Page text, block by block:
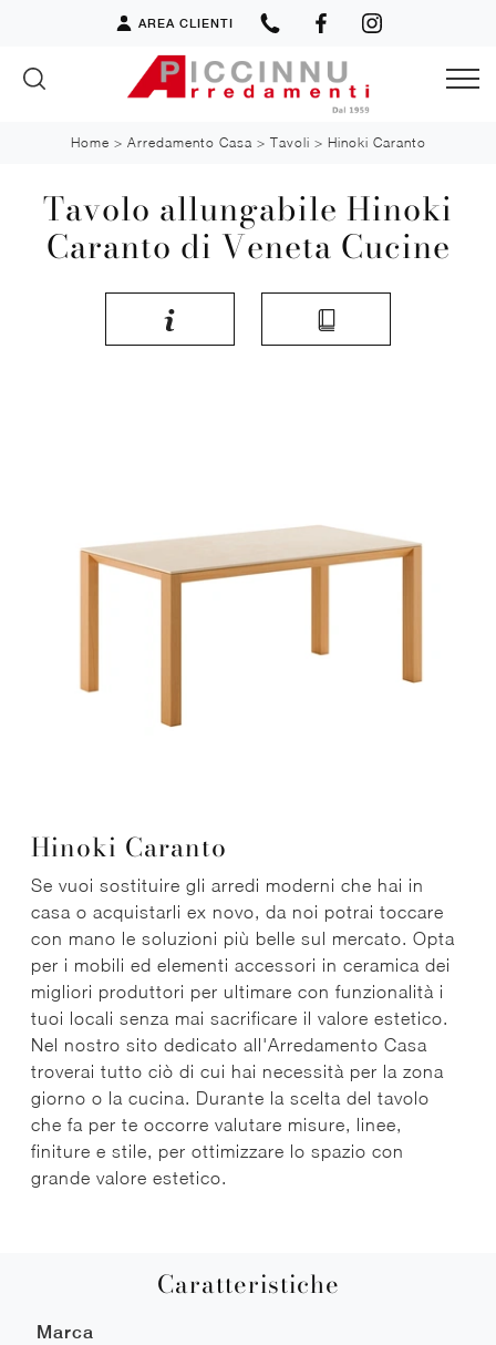
AREA CLIENTI
Home > Arredamento Casa > Tavoli > Hinoki Caranto
Tavolo allungabile Hinoki
Caranto di Veneta Cucine
Hinoki Caranto
Se vuoi sostituire gli arredi moderni che hai in
casa o acquistarli ex novo, da noi potrai toccare
con mano le soluzioni più belle sul mercato. Opta
per i mobili ed elementi accessori in ceramica dei
migliori produttori per ultimare con funzionalità i
tuoi locali senza mai sacrificare il valore estetico.
Nel nostro sito dedicato all'Arredamento Casa
troverai tutto ciò di cui hai necessità per la zona
giorno o la cucina. Durante la scelta del tavolo
che fa per te occorre valutare misure, linee,
finiture e stile, per ottimizzare lo spazio con
grande valore estetico.
Caratteristiche
Marca